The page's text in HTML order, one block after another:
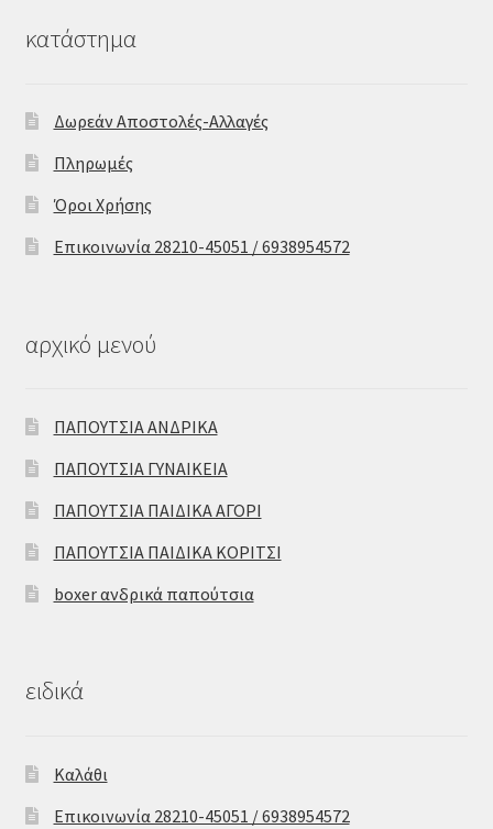
κατάστημα
Δωρεάν Αποστολές-Αλλαγές
Πληρωμές
Όροι Χρήσης
Επικοινωνία 28210-45051 / 6938954572
αρχικό μενού
ΠΑΠΟΥΤΣΙΑ ΑΝΔΡΙΚΑ
ΠΑΠΟΥΤΣΙΑ ΓΥΝΑΙΚΕΙΑ
ΠΑΠΟΥΤΣΙΑ ΠΑΙΔΙΚΑ ΑΓΟΡΙ
ΠΑΠΟΥΤΣΙΑ ΠΑΙΔΙΚΑ ΚΟΡΙΤΣΙ
boxer ανδρικά παπούτσια
ειδικά
Καλάθι
Επικοινωνία 28210-45051 / 6938954572